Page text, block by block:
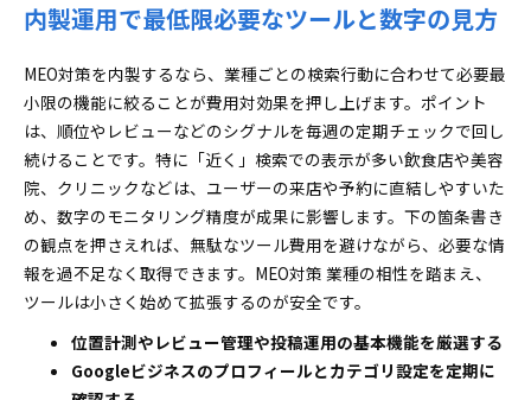
内製運用で最低限必要なツールと数字の見方
MEO対策を内製するなら、業種ごとの検索行動に合わせて必要最
小限の機能に絞ることが費用対効果を押し上げます。ポイント
は、順位やレビューなどのシグナルを毎週の定期チェックで回し
続けることです。特に「近く」検索での表示が多い飲食店や美容
院、クリニックなどは、ユーザーの来店や予約に直結しやすいた
め、数字のモニタリング精度が成果に影響します。下の箇条書き
の観点を押さえれば、無駄なツール費用を避けながら、必要な情
報を過不足なく取得できます。MEO対策 業種の相性を踏まえ、
ツールは小さく始めて拡張するのが安全です。
位置計測やレビュー管理や投稿運用の基本機能を厳選する
Googleビジネスのプロフィールとカテゴリ設定を定期に